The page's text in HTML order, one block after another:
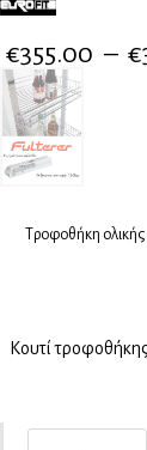
€355.00 – €
Τροφοθήκη
Κουτί